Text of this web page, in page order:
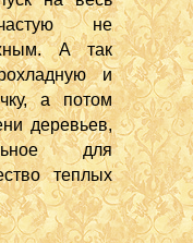
не
А так
и
а потом
деревьев,
для
теплых